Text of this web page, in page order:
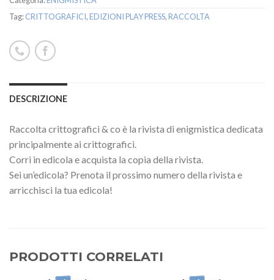
Tag:CRITTOGRAFICI,EDIZIONI PLAY PRESS,RACCOLTA
DESCRIZIONE
Raccolta crittografici & co è la rivista di enigmistica dedicata
principalmente ai crittografici.
Corri in edicola e acquista la copia della rivista.
Sei un’edicola? Prenota il prossimo numero della rivista e
arricchisci la tua edicola!
PRODOTTI CORRELATI